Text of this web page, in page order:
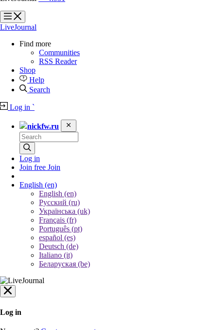
?
?
LiveJournal
Find more
Communities
RSS Reader
Shop
Help
Search
Log in `
nickfw.ru
Log in
Join free Join
English (en)
English (en)
Русский (ru)
Українська (uk)
Français (fr)
Português (pt)
español (es)
Deutsch (de)
Italiano (it)
Беларуская (be)
Log in